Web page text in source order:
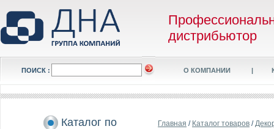
дистрибьютор
ПОИСК : О КОМПАНИИ |
Каталог по Главная / Каталог товаров /